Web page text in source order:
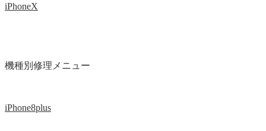
iPhoneX
機種別修理メニュー
iPhone8plus